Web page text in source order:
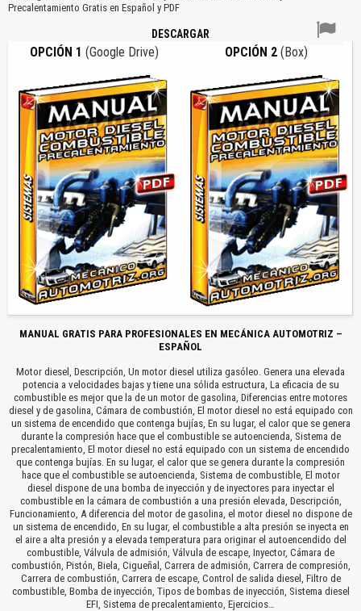
Precalentamiento Gratis en Español y PDF
DESCARGAR
OPCIÓN 1 (Google Drive) OPCIÓN 2(Box)
MANUAL GRATIS PARA PROFESIONALES EN MECÁNICA AUTOMOTRIZ –
ESPAÑOL
Motor diesel, Descripción, Un motor diesel utiliza gasóleo. Genera una elevada
potencia a velocidades bajas y tiene una sólida estructura, La eficacia de su
combustible es mejor que la de un motor de gasolina, Diferencias entre motores
diesel y de gasolina, Cámara de combustión, El motor diesel no está equipado con
un sistema de encendido que contenga bujías, En su lugar, el calor que se genera
durante la compresión hace que el combustible se autoencienda, Sistema de
precalentamiento, El motor diesel no está equipado con un sistema de encendido
que contenga bujías. En su lugar, el calor que se genera durante la compresión
hace que el combustible se autoencienda, Sistema de combustible, El motor
diesel dispone de una bomba de inyección y de inyectores para inyectar el
combustible en la cámara de combustión a una presión elevada, Descripción,
Funcionamiento, A diferencia del motor de gasolina, el motor diesel no dispone de
un sistema de encendido, En su lugar, el combustible a alta presión se inyecta en
el aire a alta presión y a elevada temperatura para originar el autoencendido del
combustible, Válvula de admisión, Válvula de escape, Inyector, Cámara de
combustión, Pistón, Biela, Cigueñal, Carrera de admisión, Carrera de compresión,
Carrera de combustión, Carrera de escape, Control de salida diesel, Filtro de
combustible, Bomba de inyección, Tipos de bombas de inyección, Sistema diesel
EFI, Sistema de precalentamiento, Ejercicios…